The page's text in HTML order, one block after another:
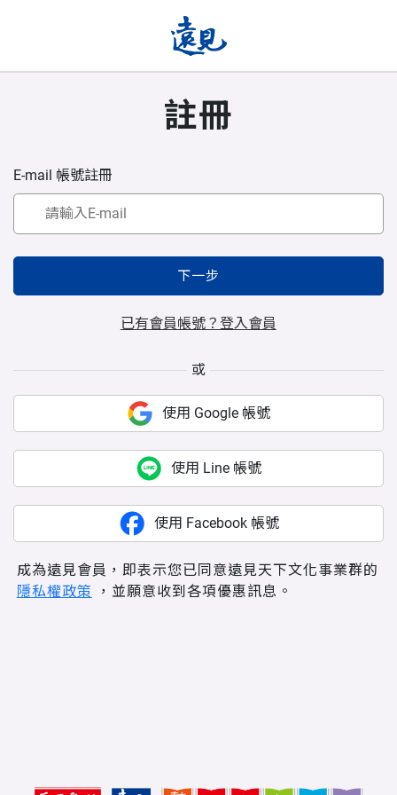
註冊
E-mail 帳號註冊
下一步
已有會員帳號？登入會員
或
使用 Google 帳號
使用 Line 帳號
使用 Facebook 帳號
成為遠見會員，即表示您已同意遠見天下文化事業群的
隱私權政策 ，並願意收到各項優惠訊息。